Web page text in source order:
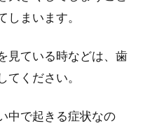
かべるイケメン、眉毛と目の間
れ！自宅のバリカンで
まいます。
見ている時などは、歯
ください。
中で起きる症状なの